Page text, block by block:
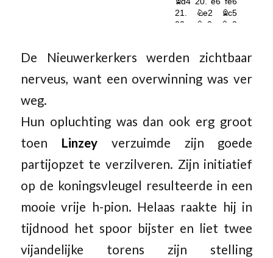
De Nieuwerkerkers werden zichtbaar
nerveus, want een overwinning was ver
weg.
Hun opluchting was dan ook erg groot
toen Linzey verzuimde zijn goede
partijopzet te verzilveren. Zijn initiatief
op de koningsvleugel resulteerde in een
mooie vrije h-pion. Helaas raakte hij in
tijdnood het spoor bijster en liet twee
vijandelijke torens zijn stelling